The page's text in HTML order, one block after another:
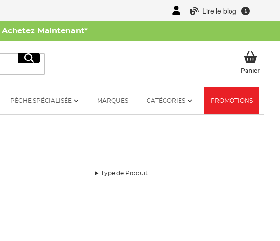
Lire le blog
Achetez Maintenant*
Rechercher
PanierMon
PÊCHE SPÉCIALISÉE MARQUES CATÉGORIES PROMOTIONS
Type de Produit